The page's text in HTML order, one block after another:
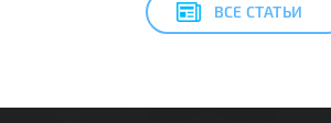
ВСЕ СТАТЬИ